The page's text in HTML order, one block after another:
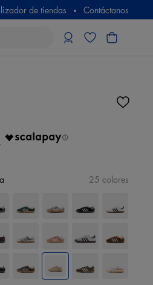
de tiendas Contáctanos
25 colores